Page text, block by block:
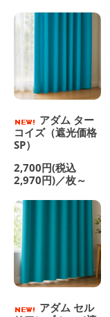
アダム ター
コイズ（遮光価格
SP）
2,700円(税込
2,970円)／枚～
アダム セル